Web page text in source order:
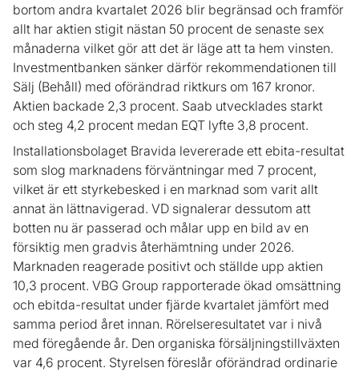
bortom andra kvartalet 2026 blir begränsad och framför
allt har aktien stigit nästan 50 procent de senaste sex
månaderna vilket gör att det är läge att ta hem vinsten.
Investmentbanken sänker därför rekommendationen till
Sälj (Behåll) med oförändrad riktkurs om 167 kronor.
Aktien backade 2,3 procent. Saab utvecklades starkt
och steg 4,2 procent medan EQT lyfte 3,8 procent.
Installationsbolaget Bravida levererade ett ebita-resultat
som slog marknadens förväntningar med 7 procent,
vilket är ett styrkebesked i en marknad som varit allt
annat än lättnavigerad. VD signalerar dessutom att
botten nu är passerad och målar upp en bild av en
försiktig men gradvis återhämtning under 2026.
Marknaden reagerade positivt och ställde upp aktien
10,3 procent. VBG Group rapporterade ökad omsättning
och ebitda-resultat under fjärde kvartalet jämfört med
samma period året innan. Rörelseresultatet var i nivå
med föregående år. Den organiska försäljningstillväxten
var 4,6 procent. Styrelsen föreslår oförändrad ordinarie